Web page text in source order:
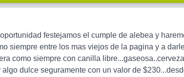
festejamos el cumple de alebea y
siempre entre los mas viejos de la pagina y a
como siempre con canilla
algo dulce seguramente con un valor de